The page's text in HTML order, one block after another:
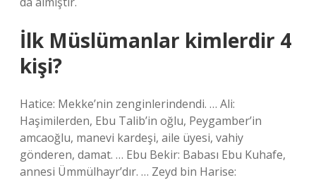
İlk Müslümanlar kimlerdir 4
kişi?
Hatice: Mekke’nin zenginlerindendi. … Ali:
Haşimilerden, Ebu Talib’in oğlu, Peygamber’in
amcaoğlu, manevi kardeşi, aile üyesi, vahiy
gönderen, damat. … Ebu Bekir: Babası Ebu Kuhafe,
annesi Ümmülhayr’dır. … Zeyd bin Harise: